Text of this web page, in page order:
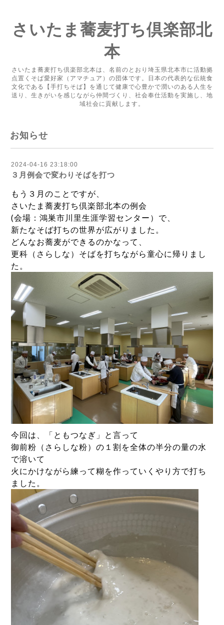
さいたま蕎麦打ち倶楽部北
本
さいたま蕎麦打ち倶楽部北本は、名前のとおり埼玉県北本市に活動拠
点置くそば愛好家（アマチュア）の団体です。日本の代表的な伝統食
文化である【手打ちそば】を通じて健康で心豊かで潤いのある人生を
送り、生きがいを感じながら仲間づくり、社会奉仕活動を実施し、地
域社会に貢献します。
お知らせ
2024-04-16 23:18:00
３月例会で変わりそばを打つ
もう３月のことですが、
さいたま蕎麦打ち倶楽部北本の例会
(会場：鴻巣市川里生涯学習センター） で、
新たなそば打ちの世界が広がりました。
どんなお蕎麦ができるのかなって、
更科（さらしな）そばを打ちながら童心に帰りまし
た。
今回は、「ともつなぎ」と言って
御前粉（さらしな粉）の１割を全体の半分の量の水
で溶いて
火にかけながら練って糊を作っていくやり方で打ち
ました。